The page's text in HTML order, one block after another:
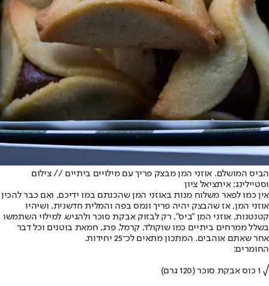
הביס המושלם. אוזני המן מבצק פריך עם מילויים ביתיים // צילום
וסטיילינג: איתציאל ציון
אין כמו לפאר משלוח מנות באוזני המן שהכנתם במו ידיכם, ואם כבר להכין
אוזני המן, אז שהבצק יהיה פריך ונמס בפה והמלית חדשנית, ושיהיו
קטנטנות, אוזני המן "ביס", רק לבזוק אבקת סוכר ולהגיש. למילוי השתמשו
בשלל ממרחים ביתיים כמו שוקולד, קרמל, פרג, חמאת בוטנים וכל דבר
אחר שאתם אוהבים. המתכון מתאים לכ־25 יחידות.
החומרים:
√ 1 כוס אבקת סוכר (120 גרם)